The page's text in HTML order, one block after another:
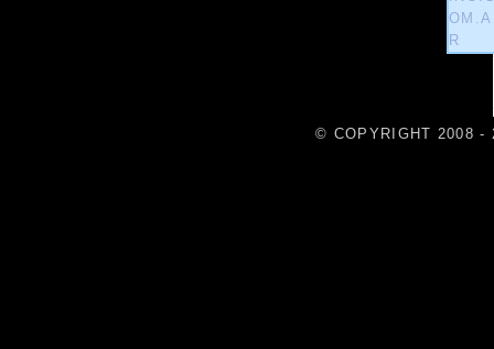
© COPYRIGHT 2008